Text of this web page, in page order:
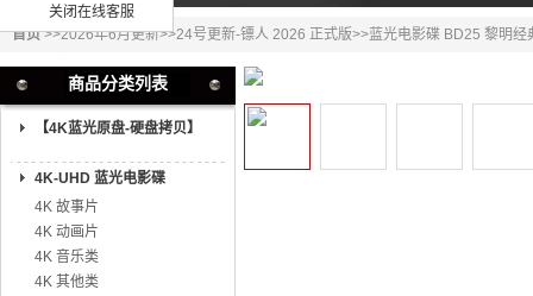
关闭在线客服
首页>>2026年6月更新>>24号更新-镖人 2026 正式版>>蓝光电影碟 BD25 黎明
商品分类列表
【4K蓝光原盘-硬盘拷贝】
4K-UHD 蓝光电影碟
4K 故事片
4K 动画片
4K 音乐类
4K 其他类